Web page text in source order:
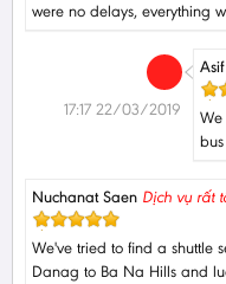
were no delays, everything
17:17 22/03/2019
Nuchanat Saen Dịch vụ rất
We've tried to find a shuttle
Danag to Ba Na Hills and